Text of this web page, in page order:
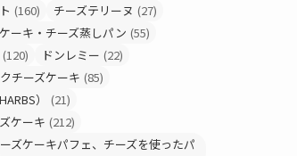
(160) チーズテリーヌ (27)
ーキ・チーズ蒸しパン (55)
(120) ドンレミー (22)
チーズケーキ (85)
）
(21)
ケーキ (212)
ズケーキパフェ、チーズを使ったパ